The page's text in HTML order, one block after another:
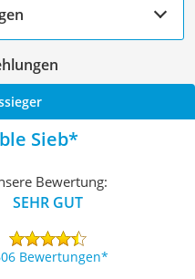
Sieb
Bewertung:
SEHR GUT
Bewertungen